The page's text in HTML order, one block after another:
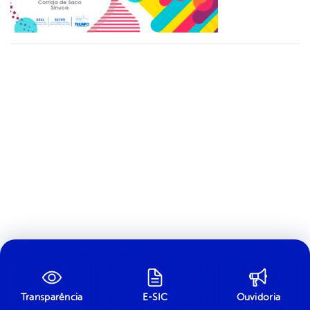
Transparência E-SIC Ouvidoria